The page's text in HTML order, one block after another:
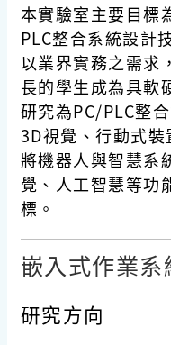
本實驗室主要目標
PLC整合系統設計
以業界實務之需求
長的學生成為具軟
研究為PC/PLC整
3D視覺、行動式裝
將機器人與智慧系
覺、人工智慧等功
標。
嵌入式作業
研究方向